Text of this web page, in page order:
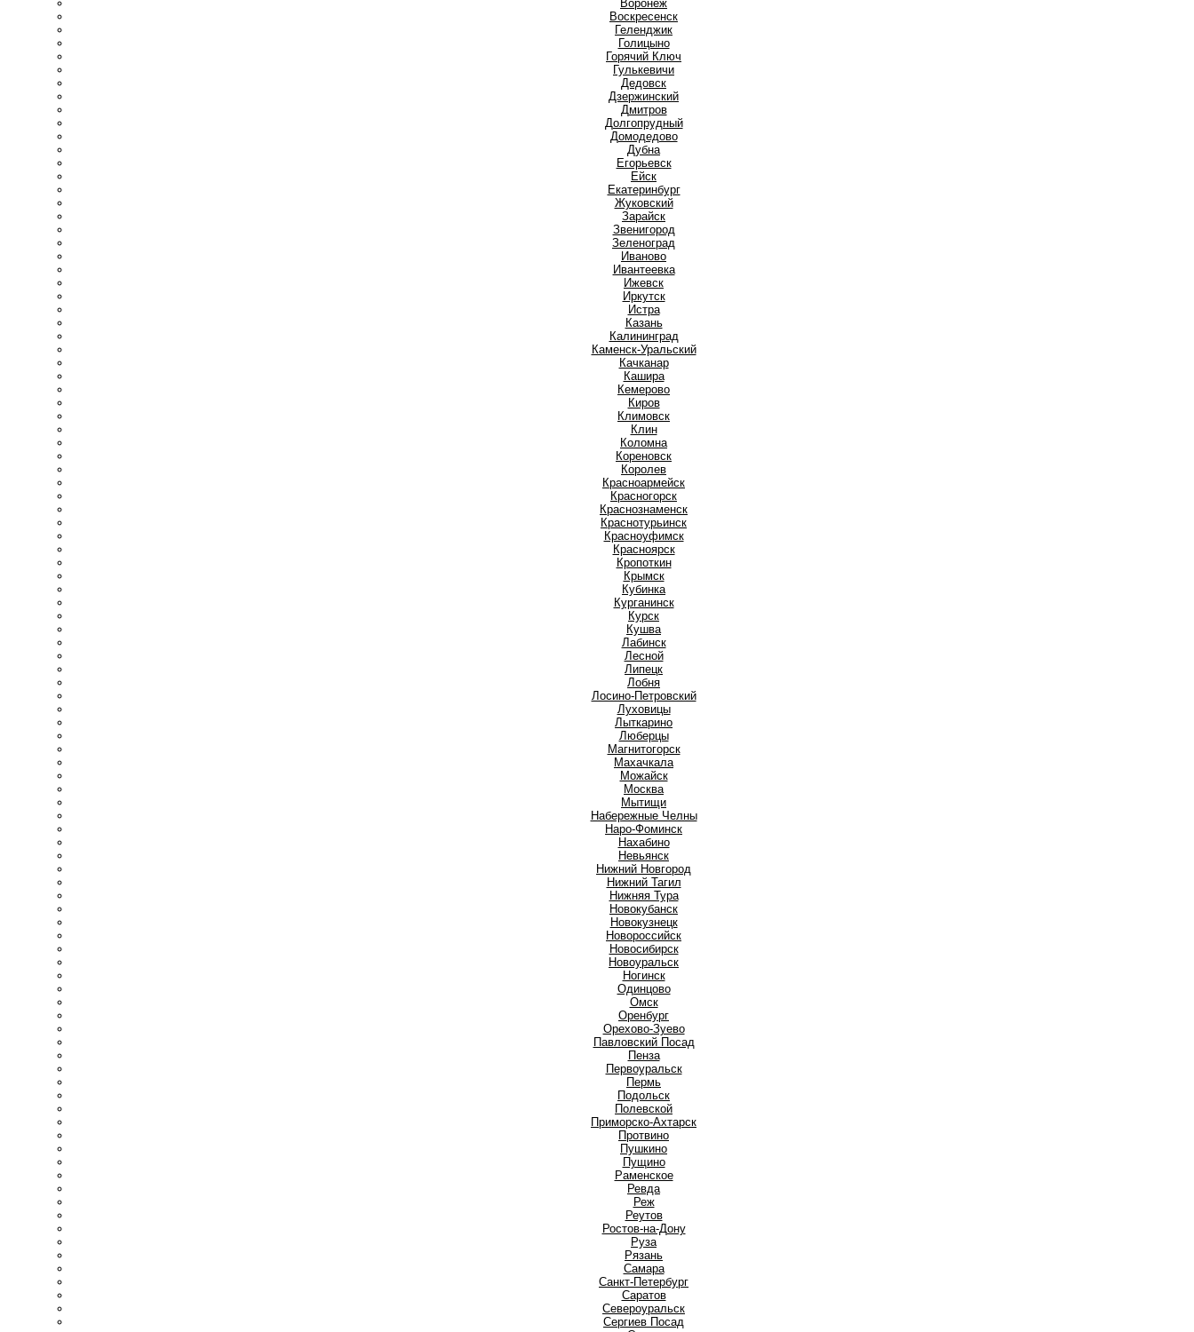
Воронеж
Воскресенск
Геленджик
Голицыно
Горячий Ключ
Гулькевичи
Дедовск
Дзержинский
Дмитров
Долгопрудный
Домодедово
Дубна
Егорьевск
Ейск
Екатеринбург
Жуковский
Зарайск
Звенигород
Зеленоград
Иваново
Ивантеевка
Ижевск
Иркутск
Истра
Казань
Калининград
Каменск-Уральский
Качканар
Кашира
Кемерово
Киров
Климовск
Клин
Коломна
Кореновск
Королев
Красноармейск
Красногорск
Краснознаменск
Краснотурьинск
Красноуфимск
Красноярск
Кропоткин
Крымск
Кубинка
Курганинск
Курск
Кушва
Лабинск
Лесной
Липецк
Лобня
Лосино-Петровский
Луховицы
Лыткарино
Люберцы
Магнитогорск
Махачкала
Можайск
Москва
Мытищи
Набережные Челны
Наро-Фоминск
Нахабино
Невьянск
Нижний Новгород
Нижний Тагил
Нижняя Тура
Новокубанск
Новокузнецк
Новороссийск
Новосибирск
Новоуральск
Ногинск
Одинцово
Омск
Оренбург
Орехово-Зуево
Павловский Посад
Пенза
Первоуральск
Пермь
Подольск
Полевской
Приморско-Ахтарск
Протвино
Пушкино
Пущино
Раменское
Ревда
Реж
Реутов
Ростов-на-Дону
Руза
Рязань
Самара
Санкт-Петербург
Саратов
Североуральск
Сергиев Посад